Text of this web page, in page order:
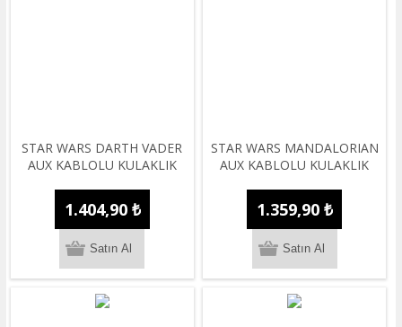
STAR WARS DARTH VADER
AUX KABLOLU KULAKLIK
1.404,90 ₺
STAR WARS MANDALORIAN
AUX KABLOLU KULAKLIK
1.359,90 ₺